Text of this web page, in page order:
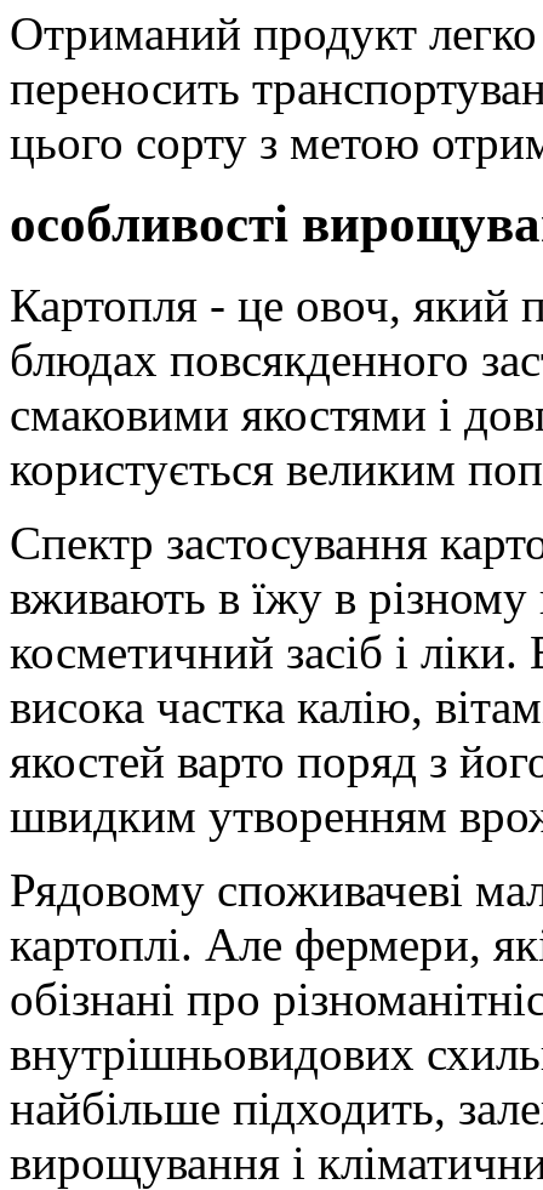
Отриманий продукт легко
переносить
цього сорту з метою
особливості
Картопля - це овоч, який
блюдах повсякденного
смаковими якостями і
користується великим
Спектр застосування
вживають в їжу в різному
косметичний засіб і
висока частка калію,
якостей варто поряд з
швидким утворенням
Рядовому споживачеві
картоплі. Але фермери,
обізнані про
внутрішньовидових
найбільше підходить,
вирощування і